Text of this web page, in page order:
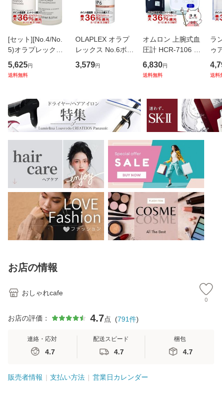
[セット][No.4/No.
5)オラプレックス
ボンドメンテナン
ス シャンプー+コ
SR](6046103-set
1)
5,625円
送料無料
OLAPLEX オラプ
レックス No.6ボン
ドスムーサー 100
ml[洗い流さないト
1)
3,579円
オムロン 上腕式血
圧計 HCR-7106 (6
049508)
6,830円
送料無料
ラ
ゥ
DP
ー
送料
お店の情報
おしゃれcafe
0
お店の評価： 4.7点 (791件)
連絡・応対
4.7
配送スピード
4.7
梱包
4.7
販売者情報 支払い方法 営業日カレンダー